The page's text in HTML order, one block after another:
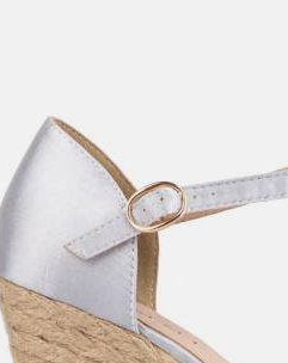
SANDALI CON TACCO
SCARPE BASSE